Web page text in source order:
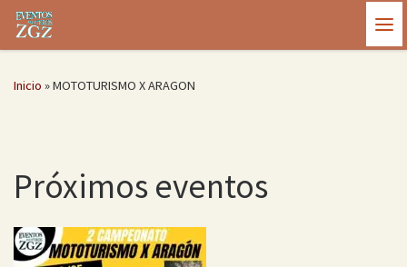
Saltar al contenido
Inicio »MOTOTURISMO X ARAGON
Próximos eventos